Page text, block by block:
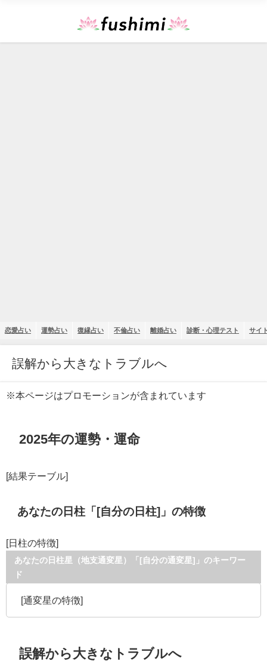
恋愛占い 運勢占い 復縁占い 不倫占い 離婚占い 診断・心理テスト サイ
誤解から大きなトラブルへ
※本ページはプロモーションが含まれています
2025年の運勢・運命
[結果テーブル]
あなたの日柱「[自分の日柱]」の特徴
[日柱の特徴]
あなたの日柱星（地支通変星）「[自分の通変星]」のキーワー
ド
[通変星の特徴]
誤解から大きなトラブルへ